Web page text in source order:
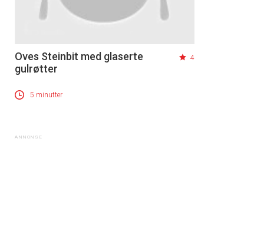
Oves Steinbit med glaserte
gulrøtter
4
5 minutter